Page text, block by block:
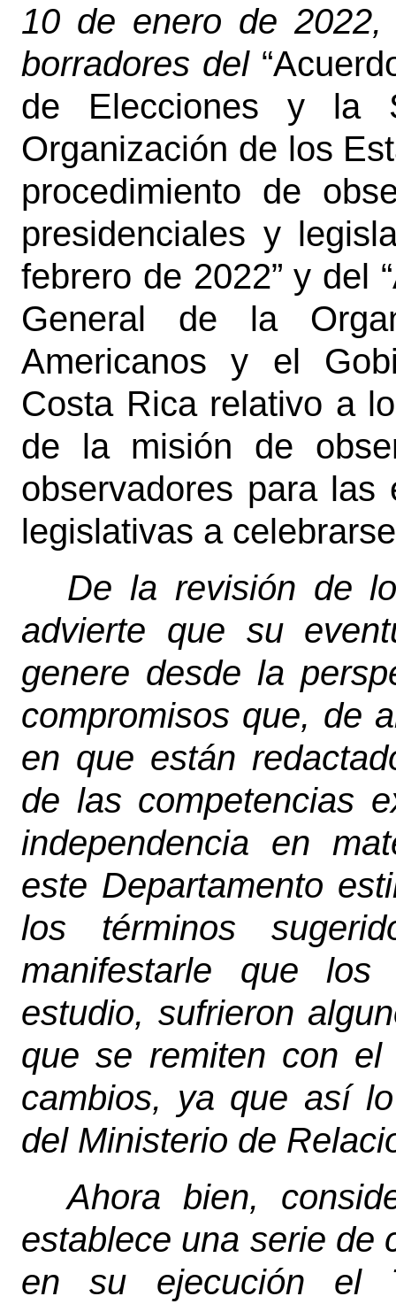
10 de enero de 2022,
borradores del
de Elecciones y la
Organización de los
procedimiento de
presidenciales y
febrero de 2022” y del
General de la
Americanos y el
Costa Rica relativo a
de la misión de
observadores para las
legislativas a
De la revisión de
advierte que su
genere desde la
compromisos que, de
en que están
de las competencias
independencia en
este Departamento
los términos
manifestarle que los
estudio, sufrieron
que se remiten con el
cambios, ya que así
del Ministerio de
Ahora bien,
establece una serie de
en su ejecución el